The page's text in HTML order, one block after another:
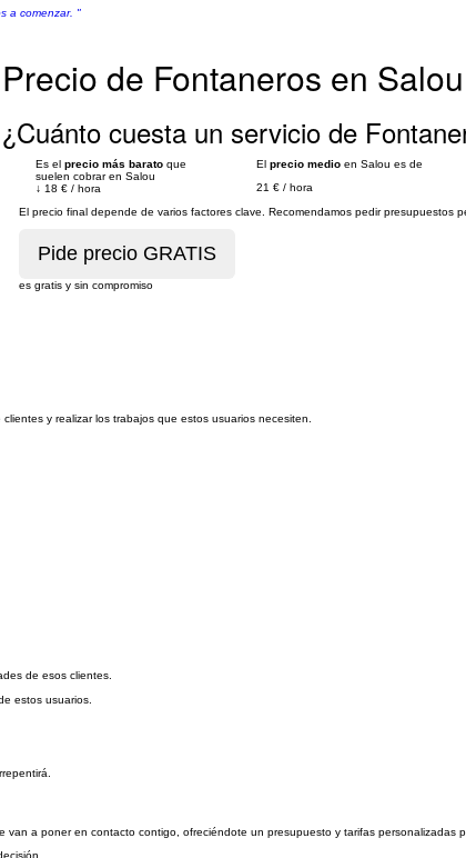
a comenzar. "
Precio de Fontaneros en Salou
¿Cuánto cuesta un servicio de
Es el precio más barato que
suelen cobrar en Salou
↓ 18 € / hora
El precio medio en Salou es de
21 € / hora
El precio final depende de varios factores clave. Recomendamos pedir presupuestos
es gratis y sin compromiso
y realizar los trabajos que estos usuarios necesiten.
de esos clientes.
estos usuarios.
a poner en contacto contigo, ofreciéndote un presupuesto y tarifas personalizadas